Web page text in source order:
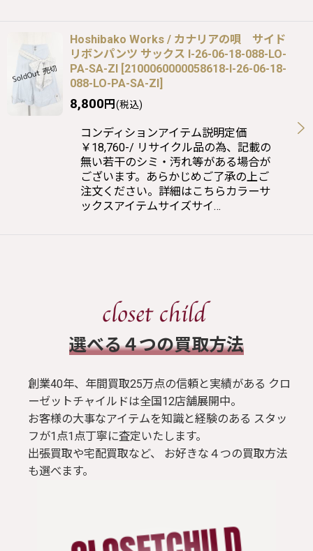
Hoshibako Works / カナリアの唄 サイド
リボンパンツ サックス I-26-06-18-088-LO-
PA-SA-ZI [2100060000058618-I-26-06-18-
088-LO-PA-SA-ZI]
8,800円(税込)
コンディションアイテム説明定価
￥18,760-/ リサイクル品の為、記載の
無い若干のシミ・汚れ等がある場合が
ございます。あらかじめご了承の上ご
注文ください。詳細はこちらカラーサ
ックスアイテムサイズサイ…
​選べる４つの買取方法
創業40年、年間買取25万点の信頼と実績がある クロ
ーゼットチャイルドは全国12店舗展開中。
お客様の大事なアイテムを知識と経験のある スタッ
フが1点1点丁寧に査定いたします。
出張買取や宅配買取など、 お好きな４つの買取方法
も選べます。